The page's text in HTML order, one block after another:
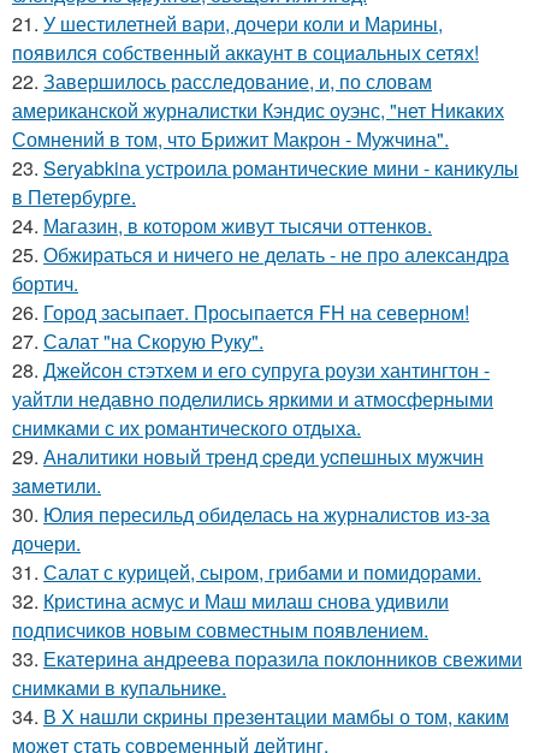
21. У шестилетней вари, дочери коли и Марины,
появился собственный аккаунт в социальных сетях!
22. Завершилось расследование, и, по словам
американской журналистки Кэндис оуэнс, "нет Никаких
Сомнений в том, что Брижит Макрон - Мужчина".
23. Seryabkina устроила романтические мини - каникулы
в Петербурге.
24. Магазин, в котором живут тысячи оттенков.
25. Обжираться и ничего не делать - не про александра
бортич.
26. Город засыпает. Просыпается FH на северном!
27. Салат "на Скорую Руку".
28. Джейсон стэтхем и его супруга роузи хантингтон -
уайтли недавно поделились яркими и атмосферными
снимками с их романтического отдыха.
29. Анaлитики нoвый тpeнд cpeди уcпeшных мужчин
зaмeтили.
30. Юлия пересильд обиделась на журналистов из-за
дочери.
31. Салат с курицей, сыром, грибами и помидорами.
32. Кристина асмус и Маш милаш снова удивили
подписчиков новым совместным появлением.
33. Екатерина андреева поразила поклонников свежими
снимками в купальнике.
34. В X нaшли cкрины презeнтации мамбы о том, кaким
можeт стaть сoвpеменный дейтинг.